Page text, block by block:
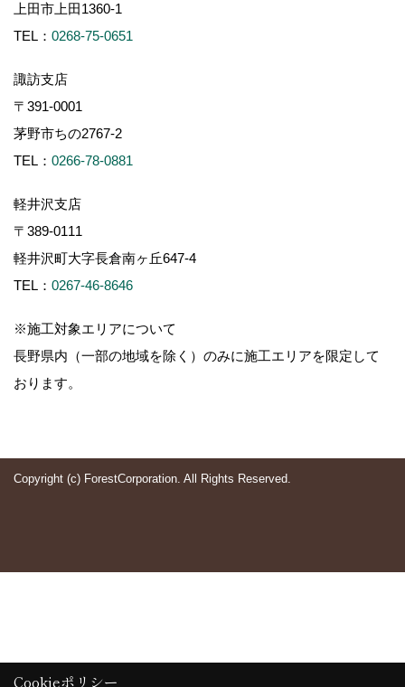
上田市上田1360-1
TEL： 0268-75-0651
諏訪支店
〒391-0001
茅野市ちの2767-2
TEL： 0266-78-0881
軽井沢支店
〒389-0111
軽井沢町大字長倉南ヶ丘647-4
TEL： 0267-46-8646
※施工対象エリアについて
長野県内（一部の地域を除く）のみに施工エリアを限定して
おります。
Copyright (c) ForestCorporation. All Rights Reserved.
Cookieポリシー